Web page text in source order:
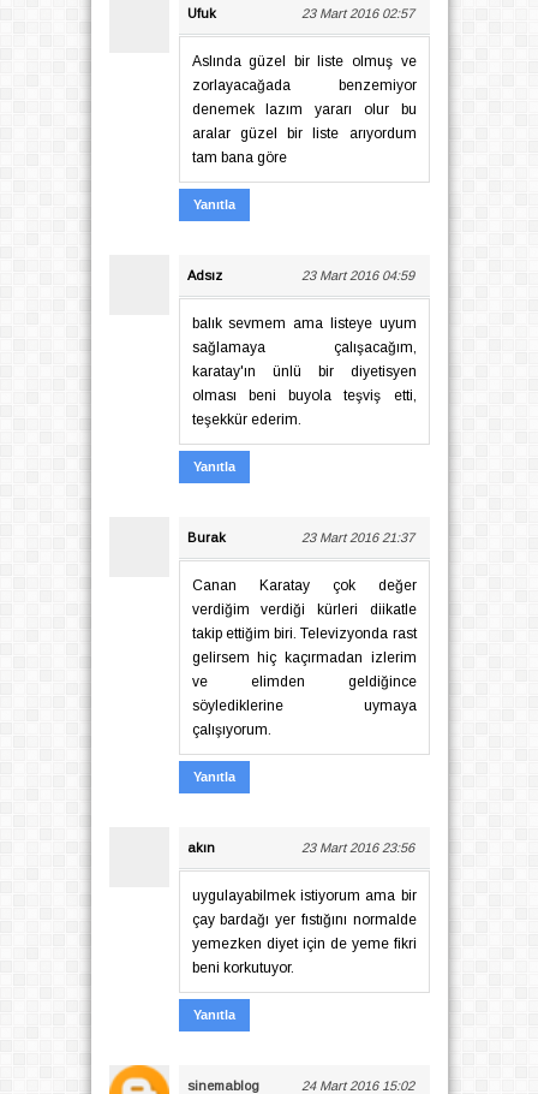
Ufuk 23 Mart 2016 02:57
Aslında güzel bir liste olmuş ve
zorlayacağada benzemiyor
denemek lazım yararı olur bu
aralar güzel bir liste arıyordum
tam bana göre
Yanıtla
Adsız 23 Mart 2016 04:59
balık sevmem ama listeye uyum
sağlamaya çalışacağım,
karatay'ın ünlü bir diyetisyen
olması beni buyola teşviş etti,
teşekkür ederim.
Yanıtla
Burak 23 Mart 2016 21:37
Canan Karatay çok değer
verdiğim verdiği kürleri diikatle
takip ettiğim biri. Televizyonda rast
gelirsem hiç kaçırmadan izlerim
ve elimden geldiğince
söylediklerine uymaya
çalışıyorum.
Yanıtla
akın 23 Mart 2016 23:56
uygulayabilmek istiyorum ama bir
çay bardağı yer fıstığını normalde
yemezken diyet için de yeme fikri
beni korkutuyor.
Yanıtla
sinemablog 24 Mart 2016 15:02